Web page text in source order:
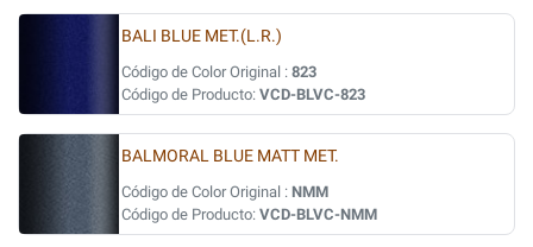
BALI BLUE MET.(L.R.)
Código de Color Original : 823
Código de Producto: VCD-BLVC-823
BALMORAL BLUE MATT MET.
Código de Color Original : NMM
Código de Producto: VCD-BLVC-NMM